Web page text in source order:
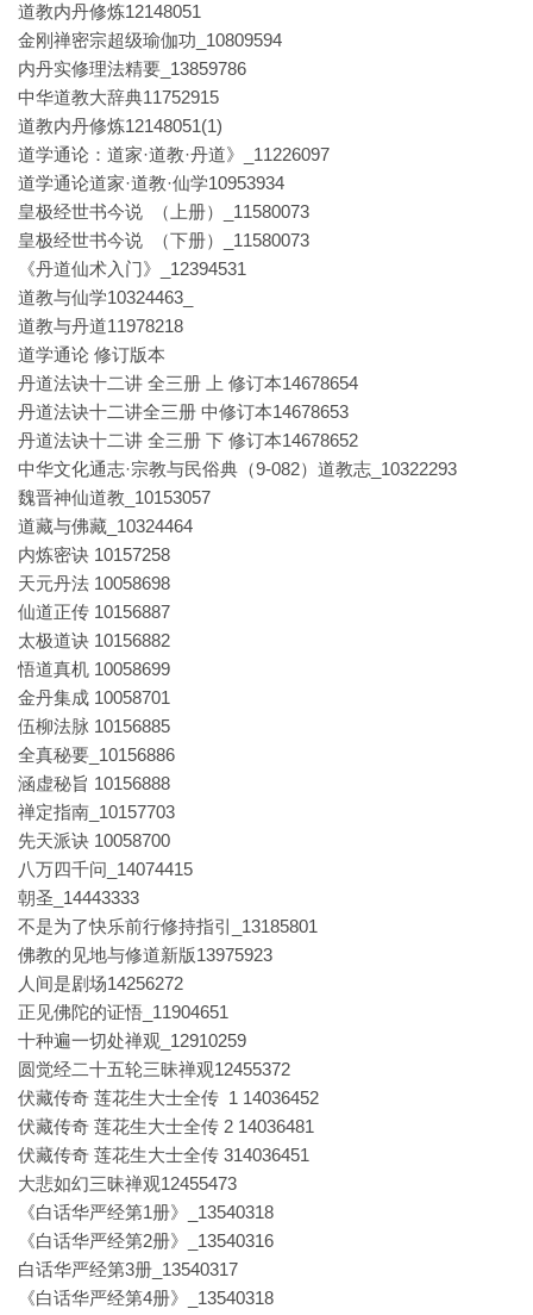
道教内丹修炼12148051
金刚禅密宗超级瑜伽功_10809594
内丹实修理法精要_13859786
中华道教大辞典11752915
道教内丹修炼12148051(1)
道学通论：道家·道教·丹道》_11226097
道学通论道家·道教·仙学10953934
皇极经世书今说 （上册）_11580073
皇极经世书今说 （下册）_11580073
《丹道仙术入门》_12394531
道教与仙学10324463_
道教与丹道11978218
道学通论 修订版本
丹道法诀十二讲 全三册 上 修订本14678654
丹道法诀十二讲全三册 中修订本14678653
丹道法诀十二讲 全三册 下 修订本14678652
中华文化通志·宗教与民俗典（9-082）道教志_10322293
魏晋神仙道教_10153057
道藏与佛藏_10324464
内炼密诀 10157258
天元丹法 10058698
仙道正传 10156887
太极道诀 10156882
悟道真机 10058699
金丹集成 10058701
伍柳法脉 10156885
全真秘要_10156886
涵虚秘旨 10156888
禅定指南_10157703
先天派诀 10058700
八万四千问_14074415
朝圣_14443333
不是为了快乐前行修持指引_13185801
佛教的见地与修道新版13975923
人间是剧场14256272
正见佛陀的证悟_11904651
十种遍一切处禅观_12910259
圆觉经二十五轮三昧禅观12455372
伏藏传奇 莲花生大士全传 1 14036452
伏藏传奇 莲花生大士全传 2 14036481
伏藏传奇 莲花生大士全传 314036451
大悲如幻三昧禅观12455473
《白话华严经第1册》_13540318
《白话华严经第2册》_13540316
白话华严经第3册_13540317
《白话华严经第4册》_13540318